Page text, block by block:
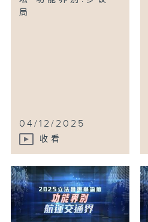
局
04/12/2025
收看